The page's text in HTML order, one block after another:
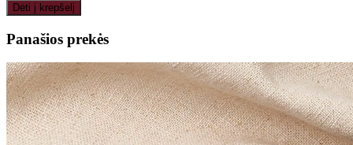
Dėti į krepšelį
Panašios prekės